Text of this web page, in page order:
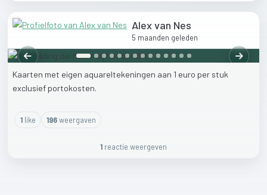
Alex van Nes
5 maanden geleden
Vorige
Kaarten met eigen aquareltekeningen aan 1 euro per stuk
exclusief portokosten.
1like 196weergaven
1 reactie weergeven